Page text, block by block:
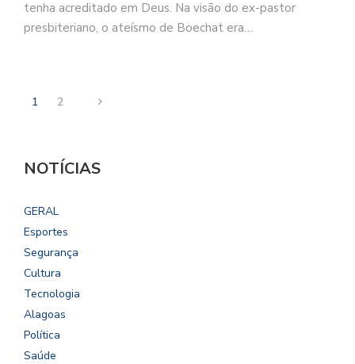
tenha acreditado em Deus. Na visão do ex-pastor
presbiteriano, o ateísmo de Boechat era…
1 2
NOTÍCIAS
GERAL
Esportes
Segurança
Cultura
Tecnologia
Alagoas
Política
Saúde